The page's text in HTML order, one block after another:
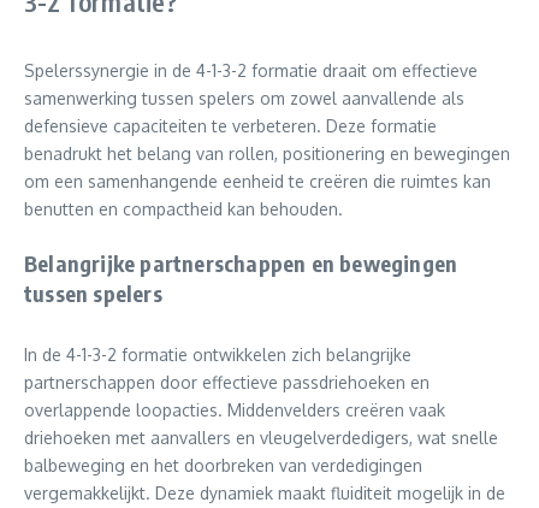
Spelerssynergie in de 4-1-3-2 formatie draait om effectieve
samenwerking tussen spelers om zowel aanvallende als
defensieve capaciteiten te verbeteren. Deze formatie
benadrukt het belang van rollen, positionering en bewegingen
om een samenhangende eenheid te creëren die ruimtes kan
benutten en compactheid kan behouden.
Belangrijke partnerschappen en bewegingen
tussen spelers
In de 4-1-3-2 formatie ontwikkelen zich belangrijke
partnerschappen door effectieve passdriehoeken en
overlappende loopacties. Middenvelders creëren vaak
driehoeken met aanvallers en vleugelverdedigers, wat snelle
balbeweging en het doorbreken van verdedigingen
vergemakkelijkt. Deze dynamiek maakt fluiditeit mogelijk in de